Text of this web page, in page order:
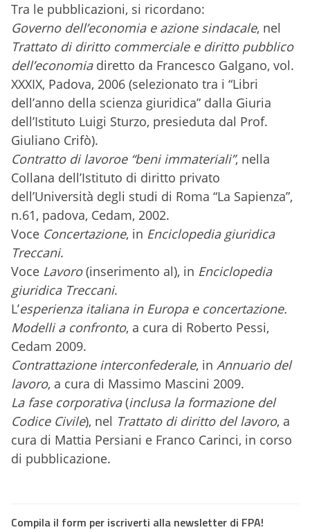
Tra le pubblicazioni, si ricordano:
Governo dell’economia e azione sindacale, nel
Trattato di diritto commerciale e diritto pubblico
dell’economiadiretto da Francesco Galgano, vol.
XXXIX, Padova, 2006 (selezionato tra i “Libri
dell’anno della scienza giuridica” dalla Giuria
dell’Istituto Luigi Sturzo, presieduta dal Prof.
Giuliano Crifò).
Contratto di lavoroe “beni immateriali”, nella
Collana dell’Istituto di diritto privato
dell’Università degli studi di Roma “La Sapienza”,
n.61, padova, Cedam, 2002.
Voce Concertazione, in Enciclopedia giuridica
Treccani.
Voce Lavoro(inserimento al), in Enciclopedia
giuridica Treccani.
L’esperienza italiana in Europa e concertazione.
Modelli a confronto, a cura di Roberto Pessi,
Cedam 2009.
Contrattazione interconfederale, in Annuario del
lavoro, a cura di Massimo Mascini 2009.
La fase corporativa(inclusa la formazione del
Codice Civile), nel Trattato di diritto del lavoro, a
cura di Mattia Persiani e Franco Carinci, in corso
di pubblicazione.
Compila il form per iscriverti alla newsletter di FPA!